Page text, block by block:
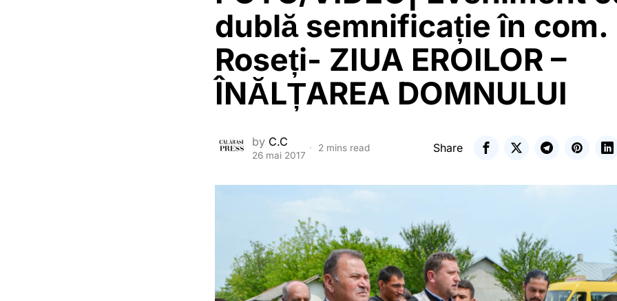
dublă semnificație în com.
Roseți- ZIUA EROILOR –
ÎNĂLȚAREA DOMNULUI
by C.C
26 mai 2017
2 mins read Share